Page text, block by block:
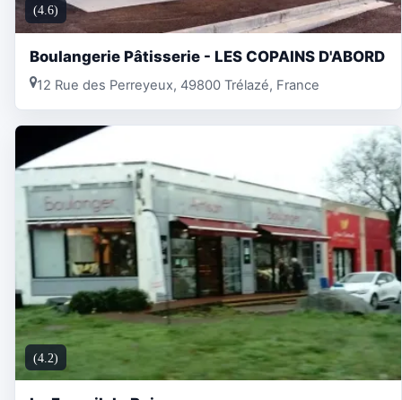
(4.6)
Boulangerie Pâtisserie - LES COPAINS D'ABORD
12 Rue des Perreyeux, 49800 Trélazé, France
(4.2)